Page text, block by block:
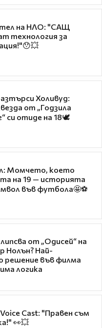
на НЛО: "САЩ
технология за
Холивуд:
от „Годзила
си отиде на 18🕊️
Момчето, което
на 19 — историята
във футбола🤩⚽
от „Одисей“ на
Нолън? Най-
решение във филма
логика
Cast: "Правен съм
👀💥